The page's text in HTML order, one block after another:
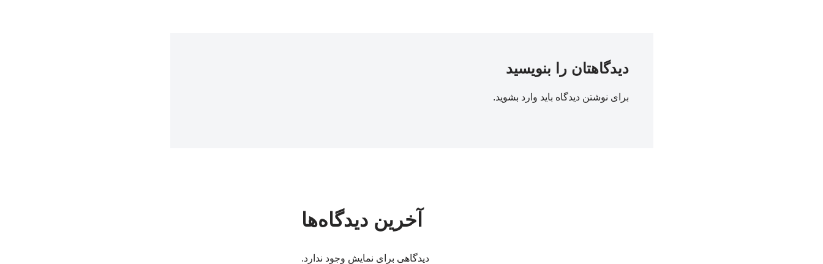
دیدگاهتان را بنویسید
برای نوشتن دیدگاه باید وارد بشوید.
آخرین دیدگاه‌ها
دیدگاهی برای نمایش وجود ندارد.